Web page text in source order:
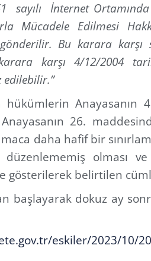
İnternet Ortamında
Mücadele Edilmesi
gönderilir. Bu karara
karşı 4/12/2004
Anayasanın
26.
daha hafif bir
olması
gösterilerek belirtilen
başlayarak dokuz ay
eskiler/2023/10/